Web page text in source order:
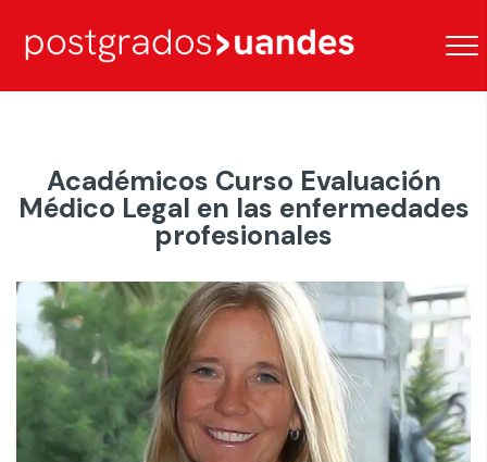
Académicos Curso Evaluación
Médico Legal en las enfermedades
profesionales